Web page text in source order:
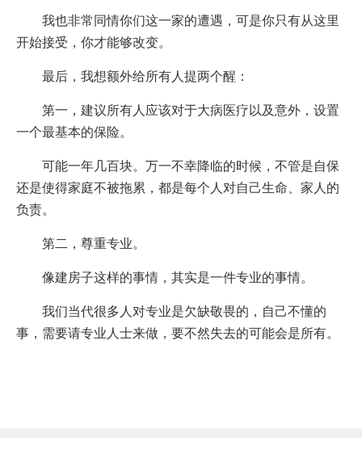
我也非常同情你们这一家的遭遇，可是你只有从这里
开始接受，你才能够改变。
最后，我想额外给所有人提两个醒：
第一，建议所有人应该对于大病医疗以及意外，设置
一个最基本的保险。
可能一年几百块。万一不幸降临的时候，不管是自保
还是使得家庭不被拖累，都是每个人对自己生命、家人的
负责。
第二，尊重专业。
像建房子这样的事情，其实是一件专业的事情。
我们当代很多人对专业是欠缺敬畏的，自己不懂的
事，需要请专业人士来做，要不然失去的可能会是所有。